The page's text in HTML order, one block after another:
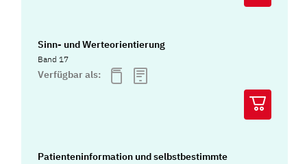
Sinn- und Werteorientierung
Band 17
Verfügbar als:
Patienteninformation und selbstbestimmte